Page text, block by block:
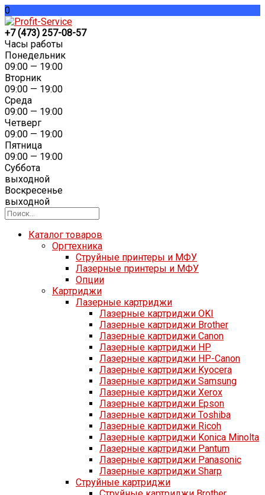
0
+7 (473) 257-08-57
Часы работы
Понедельник
09:00 — 19:00
Вторник
09:00 — 19:00
Среда
09:00 — 19:00
Четверг
09:00 — 19:00
Пятница
09:00 — 19:00
Суббота
выходной
Воскресенье
выходной
Каталог товаров
Оргтехника
Струйные принтеры и МФУ
Лазерные принтеры и МФУ
Опции
Картриджи
Лазерные картриджи
Лазерные картриджи OKI
Лазерные картриджи Brother
Лазерные картриджи Canon
Лазерные картриджи HP
Лазерные картриджи HP-Canon
Лазерные картриджи Kyocera
Лазерные картриджи Samsung
Лазерные картриджи Xerox
Лазерные картриджи Epson
Лазерные картриджи Toshiba
Лазерные картриджи Ricoh
Лазерные картриджи Konica Minolta
Лазерные картриджи Pantum
Лазерные картриджи Panasonic
Лазерные картриджи Sharp
Струйные картриджи